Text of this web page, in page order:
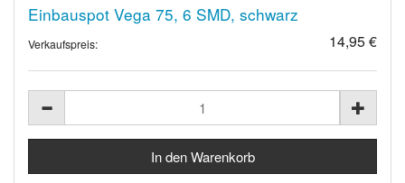
Einbauspot Vega 75, 6 SMD, schwarz
Verkaufspreis: 14,95 €